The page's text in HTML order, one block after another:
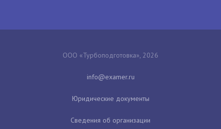
ООО «Турбоподготовка», 2026
Юридические документы
Сведения об организации